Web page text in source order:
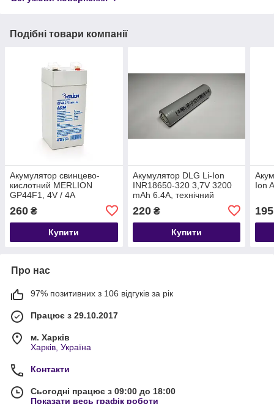
Подібні товари компанії
Акумулятор свинцево-
кислотний MERLION
GP44F1, 4V / 4A
260 ₴
Купити
Акумулятор DLG Li-Ion
INR18650-320 3,7V 3200
mAh 6.4A, технічний
220₴
Купити
Ion
195
Про нас
97% позитивних з 106 відгуків за рік
Працює з 29.10.2017
м. Харків
Харків, Україна
Контакти
Сьогодні працює з 09:00 до 18:00
Показати весь графік роботи